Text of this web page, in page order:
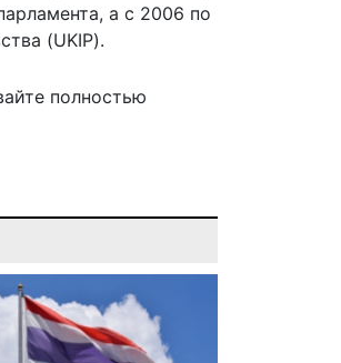
а с 2006 по
(UKIP).
полностью